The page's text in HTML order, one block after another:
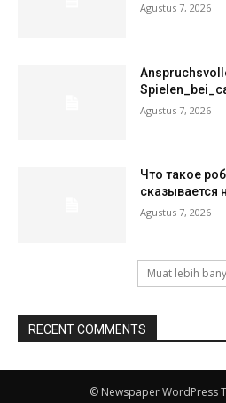
Agustus 7, 2026
Agustus 7, 2026
Что такое
сказывается
Agustus 7, 2026
Muat lebih
RECENT COMMENTS
© Newspaper WordPress